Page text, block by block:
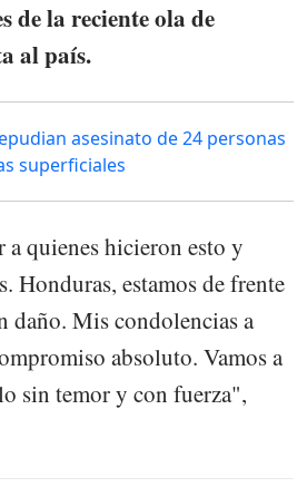
de la reciente ola de
al país.
asesinato de 24 personas
superficiales
a quienes hicieron esto y
Honduras, estamos de frente
daño. Mis condolencias a
absoluto. Vamos a
sin temor y con fuerza",